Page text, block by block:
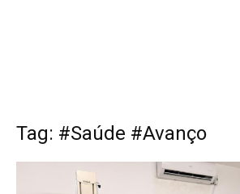
Tag: #Saúde #Avanço